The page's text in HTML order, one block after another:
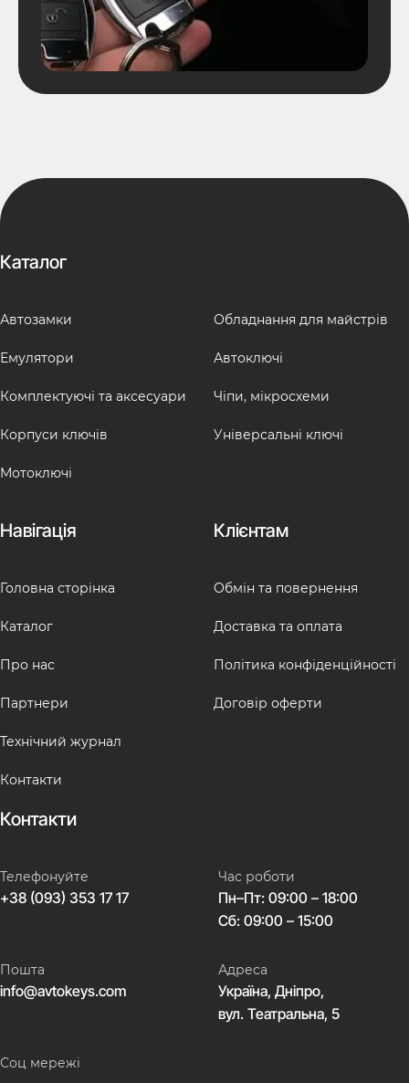
Каталог
Автозамки
Емулятори
Комплектуючі та аксесуари
Корпуси ключів
Мотоключі
Обладнання для майстрів
Автоключі
Чіпи, мікросхеми
Універсальні ключі
Навігація
Головна сторінка
Каталог
Про нас
Партнери
Технічний журнал
Контакти
Клієнтам
Обмін та повернення
Доставка та оплата
Політика конфіденційності
Договір оферти
Контакти
Телефонуйте
+38 (093) 353 17 17
Час роботи
Пн–Пт: 09:00 – 18:00
Сб: 09:00 – 15:00
Пошта
info@avtokeys.com
Адреса
Україна, Дніпро,
вул. Театральна, 5
Соц мережі